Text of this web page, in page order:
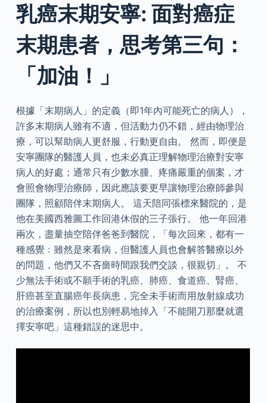
乳癌末期安寧: 面對癌症
末期患者，思考第三句：
「加油！」
根據「末期病人」的定義（即1年內可能死亡的病人），
許多末期病人雖有不適，但活動力仍不錯，經由物理治
療，可以幫助病人更舒服，行動更自由。 然而，即便是
安寧團隊的醫護人員，也未必真正理解物理治療對安寧
病人的好處；通常只有少數水腫、疼痛嚴重的個案，才
會照會物理治療師，因此應該要更早讓物理治療師參與
團隊，照顧陪伴末期病人。 這天陪同張標來醫院的，是
他在美國西雅圖工作回港休假的三子張行。 他一年回港
兩次，盡量抽空陪伴爸爸到醫院，「每次回來，都有一
種感覺﹕雖然是來看病，但醫護人員也會解答醫療以外
的問題，他們又不吝嗇時間跟我們交談，很親切」。 不
少無法手術或不願手術的乳癌、肺癌、食道癌、腎癌、
肝癌甚至直腸癌年長病患，完全未手術而用放射線成功
的治療案例，所以也別輕易地掉入「不能開刀那麼就選
擇安寧吧」這種錯誤的迷思中。